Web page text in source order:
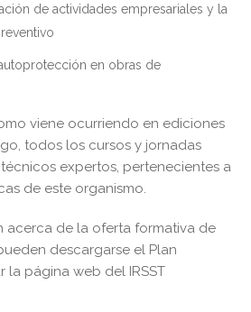
de actividades empresariales y la
en obras de
viene ocurriendo en ediciones
todos los cursos y jornadas
expertos, pertenecientes a
de este organismo.
acerca de la oferta formativa de
descargarse el Plan
la página web del IRSST